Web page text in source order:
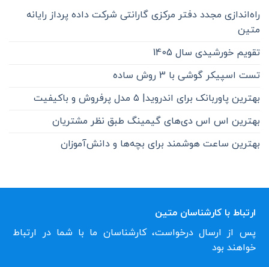
راه‌اندازی مجدد دفتر مرکزی گارانتی شرکت داده پرداز رایانه
متین
تقویم خورشیدی سال 1405
تست اسپیکر گوشی با 3 روش ساده
بهترین پاوربانک برای اندروید| ۵ مدل پرفروش و باکیفیت
بهترین اس اس دی‌های گیمینگ طبق نظر مشتریان
بهترین ساعت هوشمند برای بچه‌ها و دانش‌آموزان
ارتباط با کارشناسان متین
پس از ارسال درخواست، کارشناسان ما با شما در ارتباط
خواهند بود